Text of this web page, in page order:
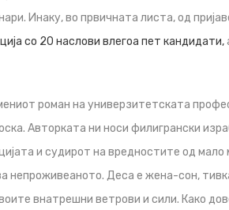
Инаку, во првичната листа, од
со 20 наслови влегоа пет кандидати,
роман на универзитетската
Авторката ни носи филигрански
и судирот на вредностите од мало
непроживеаното. Деса e жена-сон,
внатрешни ветрови и сили. Како